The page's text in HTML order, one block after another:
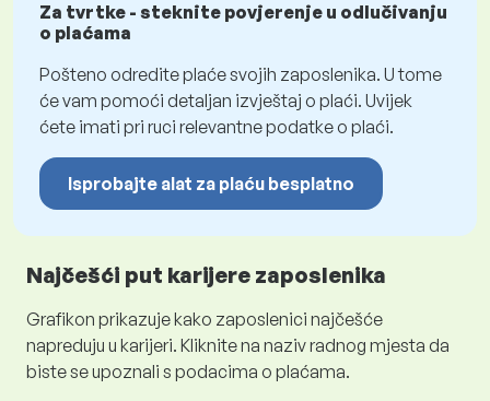
Za tvrtke - steknite povjerenje u odlučivanju
o plaćama
Pošteno odredite plaće svojih zaposlenika. U tome
će vam pomoći detaljan izvještaj o plaći. Uvijek
ćete imati pri ruci relevantne podatke o plaći.
Isprobajte alat za plaću besplatno
Najčešći put karijere zaposlenika
Grafikon prikazuje kako zaposlenici najčešće
napreduju u karijeri. Kliknite na naziv radnog mjesta da
biste se upoznali s podacima o plaćama.